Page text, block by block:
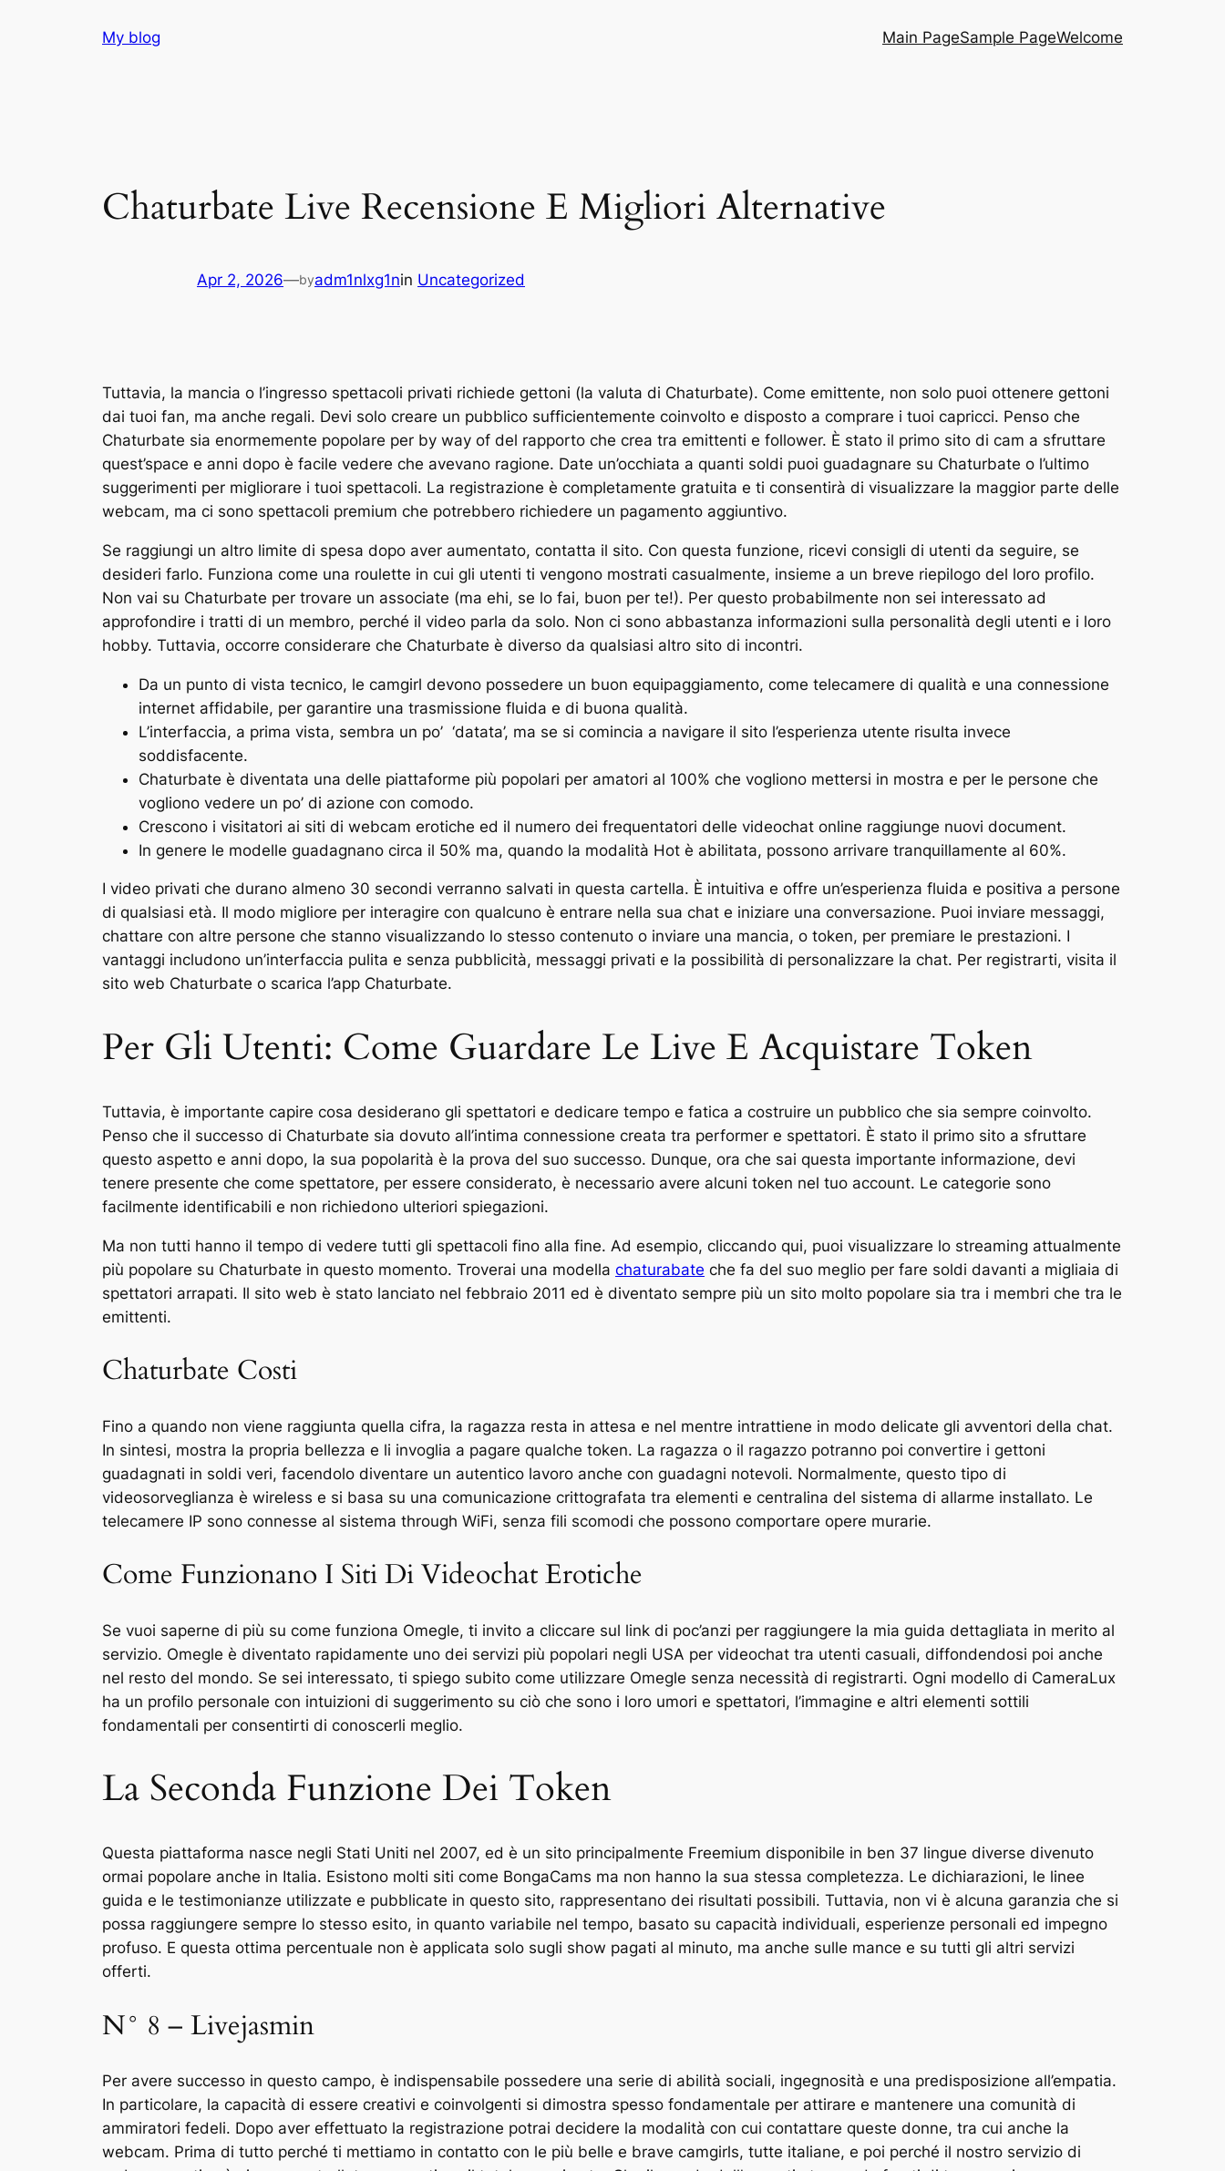
My blog Main PageSample PageWelcome
Chaturbate Live Recensione E Migliori Alternative
Apr 2, 2026—byadm1nlxg1nin Uncategorized
Tuttavia, la mancia o l’ingresso spettacoli privati richiede gettoni (la valuta di Chaturbate). Come emittente, non solo puoi ottenere gettoni
dai tuoi fan, ma anche regali. Devi solo creare un pubblico sufficientemente coinvolto e disposto a comprare i tuoi capricci. Penso che
Chaturbate sia enormemente popolare per by way of del rapporto che crea tra emittenti e follower. È stato il primo sito di cam a sfruttare
quest’space e anni dopo è facile vedere che avevano ragione. Date un’occhiata a quanti soldi puoi guadagnare su Chaturbate o l’ultimo
suggerimenti per migliorare i tuoi spettacoli. La registrazione è completamente gratuita e ti consentirà di visualizzare la maggior parte delle
webcam, ma ci sono spettacoli premium che potrebbero richiedere un pagamento aggiuntivo.
Se raggiungi un altro limite di spesa dopo aver aumentato, contatta il sito. Con questa funzione, ricevi consigli di utenti da seguire, se
desideri farlo. Funziona come una roulette in cui gli utenti ti vengono mostrati casualmente, insieme a un breve riepilogo del loro profilo.
Non vai su Chaturbate per trovare un associate (ma ehi, se lo fai, buon per te!). Per questo probabilmente non sei interessato ad
approfondire i tratti di un membro, perché il video parla da solo. Non ci sono abbastanza informazioni sulla personalità degli utenti e i loro
hobby. Tuttavia, occorre considerare che Chaturbate è diverso da qualsiasi altro sito di incontri.
Da un punto di vista tecnico, le camgirl devono possedere un buon equipaggiamento, come telecamere di qualità e una connessione
internet affidabile, per garantire una trasmissione fluida e di buona qualità.
L’interfaccia, a prima vista, sembra un po’ ‘datata’, ma se si comincia a navigare il sito l’esperienza utente risulta invece
soddisfacente.
Chaturbate è diventata una delle piattaforme più popolari per amatori al 100% che vogliono mettersi in mostra e per le persone che
vogliono vedere un po’ di azione con comodo.
Crescono i visitatori ai siti di webcam erotiche ed il numero dei frequentatori delle videochat online raggiunge nuovi document.
In genere le modelle guadagnano circa il 50% ma, quando la modalità Hot è abilitata, possono arrivare tranquillamente al 60%.
I video privati che durano almeno 30 secondi verranno salvati in questa cartella. È intuitiva e offre un’esperienza fluida e positiva a persone
di qualsiasi età. Il modo migliore per interagire con qualcuno è entrare nella sua chat e iniziare una conversazione. Puoi inviare messaggi,
chattare con altre persone che stanno visualizzando lo stesso contenuto o inviare una mancia, o token, per premiare le prestazioni. I
vantaggi includono un’interfaccia pulita e senza pubblicità, messaggi privati e la possibilità di personalizzare la chat. Per registrarti, visita il
sito web Chaturbate o scarica l’app Chaturbate.
Per Gli Utenti: Come Guardare Le Live E Acquistare Token
Tuttavia, è importante capire cosa desiderano gli spettatori e dedicare tempo e fatica a costruire un pubblico che sia sempre coinvolto.
Penso che il successo di Chaturbate sia dovuto all’intima connessione creata tra performer e spettatori. È stato il primo sito a sfruttare
questo aspetto e anni dopo, la sua popolarità è la prova del suo successo. Dunque, ora che sai questa importante informazione, devi
tenere presente che come spettatore, per essere considerato, è necessario avere alcuni token nel tuo account. Le categorie sono
facilmente identificabili e non richiedono ulteriori spiegazioni.
Ma non tutti hanno il tempo di vedere tutti gli spettacoli fino alla fine. Ad esempio, cliccando qui, puoi visualizzare lo streaming attualmente
più popolare su Chaturbate in questo momento. Troverai una modella chaturabate che fa del suo meglio per fare soldi davanti a migliaia di
spettatori arrapati. Il sito web è stato lanciato nel febbraio 2011 ed è diventato sempre più un sito molto popolare sia tra i membri che tra le
emittenti.
Chaturbate Costi
Fino a quando non viene raggiunta quella cifra, la ragazza resta in attesa e nel mentre intrattiene in modo delicate gli avventori della chat.
In sintesi, mostra la propria bellezza e li invoglia a pagare qualche token. La ragazza o il ragazzo potranno poi convertire i gettoni
guadagnati in soldi veri, facendolo diventare un autentico lavoro anche con guadagni notevoli. Normalmente, questo tipo di
videosorveglianza è wireless e si basa su una comunicazione crittografata tra elementi e centralina del sistema di allarme installato. Le
telecamere IP sono connesse al sistema through WiFi, senza fili scomodi che possono comportare opere murarie.
Come Funzionano I Siti Di Videochat Erotiche
Se vuoi saperne di più su come funziona Omegle, ti invito a cliccare sul link di poc’anzi per raggiungere la mia guida dettagliata in merito al
servizio. Omegle è diventato rapidamente uno dei servizi più popolari negli USA per videochat tra utenti casuali, diffondendosi poi anche
nel resto del mondo. Se sei interessato, ti spiego subito come utilizzare Omegle senza necessità di registrarti. Ogni modello di CameraLux
ha un profilo personale con intuizioni di suggerimento su ciò che sono i loro umori e spettatori, l’immagine e altri elementi sottili
fondamentali per consentirti di conoscerli meglio.
La Seconda Funzione Dei Token
Questa piattaforma nasce negli Stati Uniti nel 2007, ed è un sito principalmente Freemium disponibile in ben 37 lingue diverse divenuto
ormai popolare anche in Italia. Esistono molti siti come BongaCams ma non hanno la sua stessa completezza. Le dichiarazioni, le linee
guida e le testimonianze utilizzate e pubblicate in questo sito, rappresentano dei risultati possibili. Tuttavia, non vi è alcuna garanzia che si
possa raggiungere sempre lo stesso esito, in quanto variabile nel tempo, basato su capacità individuali, esperienze personali ed impegno
profuso. E questa ottima percentuale non è applicata solo sugli show pagati al minuto, ma anche sulle mance e su tutti gli altri servizi
offerti.
N° 8 – Livejasmin
Per avere successo in questo campo, è indispensabile possedere una serie di abilità sociali, ingegnosità e una predisposizione all’empatia.
In particolare, la capacità di essere creativi e coinvolgenti si dimostra spesso fondamentale per attirare e mantenere una comunità di
ammiratori fedeli. Dopo aver effettuato la registrazione potrai decidere la modalità con cui contattare queste donne, tra cui anche la
webcam. Prima di tutto perché ti mettiamo in contatto con le più belle e brave camgirls, tutte italiane, e poi perché il nostro servizio di